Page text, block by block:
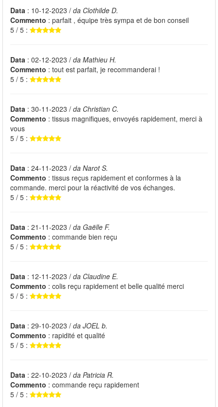
Data : 10-12-2023 / da Clothilde D.
Commento : parfait , équipe très sympa et de bon conseil
5 / 5 :
Data : 02-12-2023 / da Mathieu H.
Commento : tout est parfait, je recommanderai !
5 / 5 :
Data : 30-11-2023 / da Christian C.
Commento : tissus magnifiques, envoyés rapidement, merci à
vous
5 / 5 :
Data : 24-11-2023 / da Narot S.
Commento : tissus reçus rapidement et conformes à la
commande. merci pour la réactivité de vos échanges.
5 / 5 :
Data : 21-11-2023 / da Gaëlle F.
Commento : commande bien reçu
5 / 5 :
Data : 12-11-2023 / da Claudine E.
Commento : colis reçu rapidement et belle qualité merci
5 / 5 :
Data : 29-10-2023 / da JOEL b.
Commento : rapidité et qualité
5 / 5 :
Data : 22-10-2023 / da Patricia R.
Commento : commande reçu rapidement
5 / 5 :